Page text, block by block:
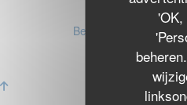
'OK,
Beleid bescherming
Cookies